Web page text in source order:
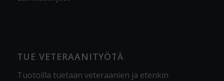
TUE VETERAANITYÖTÄ
Tuotoilla tuetaan veteraanien ja etenkin